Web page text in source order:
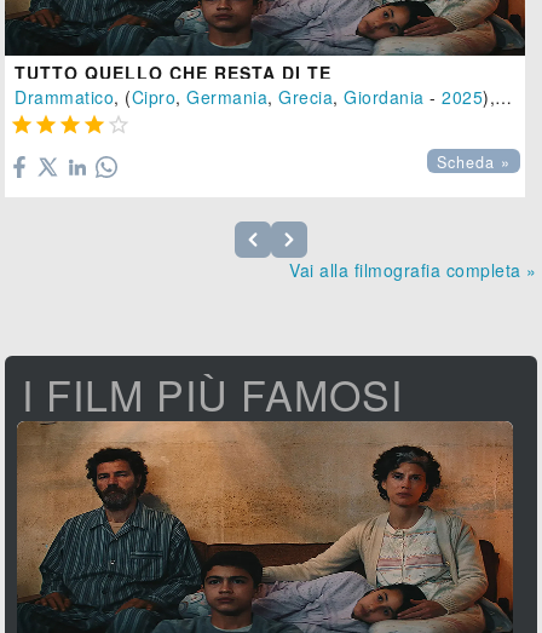
TUTTO QUELLO CHE RESTA DI TE
Drammatico, (Cipro,Germania,Grecia,Giordania -2025), 145 min.
    
Scheda »
Vai alla filmografia completa »
I FILM PIÙ FAMOSI